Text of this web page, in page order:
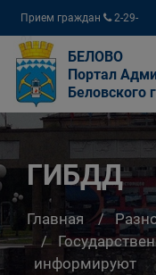
Прием граждан
2-29-
04
БЕЛОВО
Портал
Беловского
ГИБДД
Главная
информируют